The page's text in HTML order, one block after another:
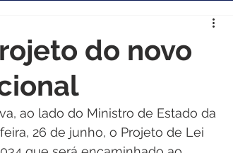
do novo
ao lado do Ministro de Estado da
26 de junho, o Projeto de Lei